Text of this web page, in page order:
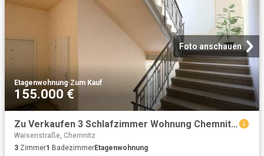
Foto anschauen
Etagenwohnung·Zum Kauf
155.000 €
Zu Verkaufen 3 Schlafzimmer Wohnung Chemnitz Deutschland DS78103174
Waisenstraße, Chemnitz
3 Zimmer1 BadezimmerEtagenwohnung